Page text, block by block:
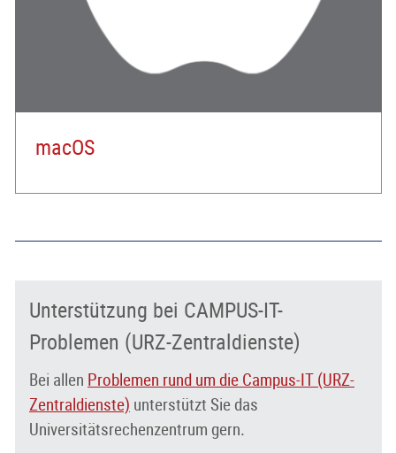
macOS
Unterstützung bei CAMPUS-IT-
Problemen (URZ-Zentraldienste)
Bei allen Problemen rund um die Campus-IT (URZ-
Zentraldienste) unterstützt Sie das
Universitätsrechenzentrum gern.